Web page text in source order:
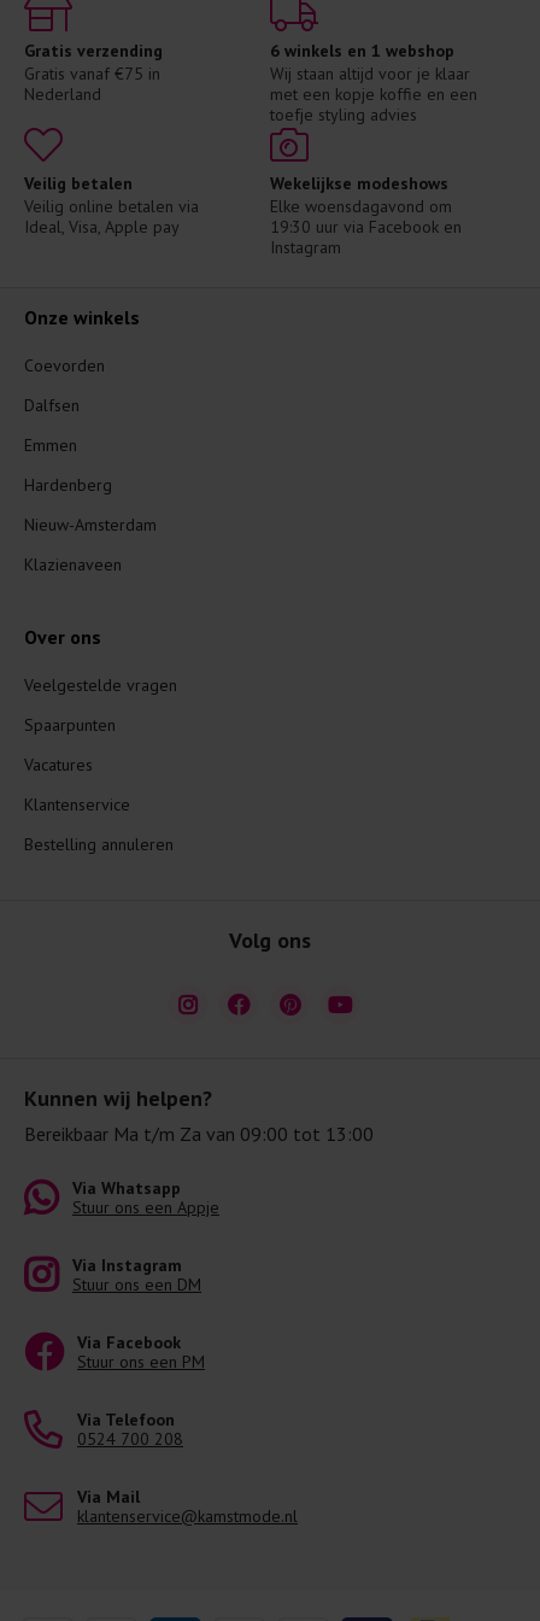
Gratis verzending
Gratis vanaf €75 in
Nederland
6 winkels en 1 webshop
Wij staan altijd voor je klaar
met een kopje koffie en een
toefje styling advies
Veilig betalen
Veilig online betalen via
Ideal, Visa, Apple pay
Wekelijkse modeshows
Elke woensdagavond om
19:30 uur via Facebook en
Instagram
Kunnen wij helpen?
Bereikbaar Ma t/m Za van 09:00 tot 13:00
Via Whatsapp
Stuur ons een Appje
Via Instagram
Stuur ons een DM
Via Facebook
Stuur ons een PM
Via Telefoon
0524 700 208
Via Mail
klantenservice@kamstmode.nl
Onze winkels
Coevorden
Dalfsen
Emmen
Hardenberg
Nieuw-Amsterdam
Klazienaveen
Over ons
Veelgestelde vragen
Spaarpunten
Vacatures
Klantenservice
Bestelling annuleren
Volg ons